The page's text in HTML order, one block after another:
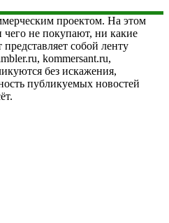
проектом. На этом
чего не покупают, ни какие
собой ленту
kommersant.ru,
без искажения,
публикуемых новостей